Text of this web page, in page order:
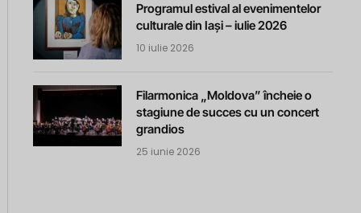
Programul estival al evenimentelor
culturale din Iași – iulie 2026
10 iulie 2026
Filarmonica „Moldova” încheie o
stagiune de succes cu un concert
grandios
25 iunie 2026